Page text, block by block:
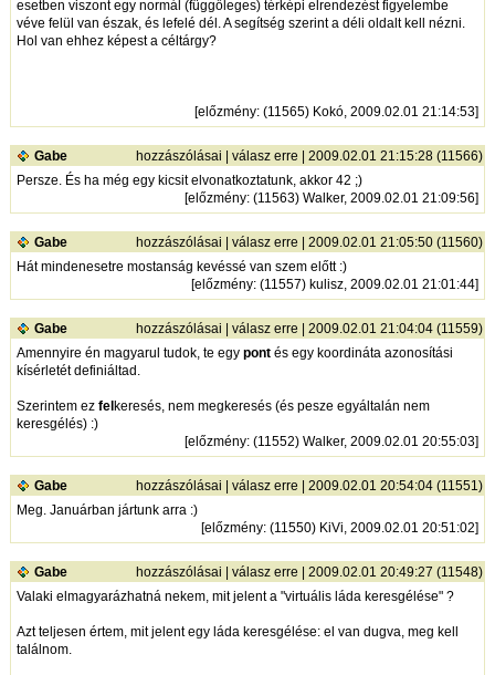
esetben viszont egy normál (függőleges) térképi elrendezést figyelembe
véve felül van észak, és lefelé dél. A segítség szerint a déli oldalt kell nézni.
Hol van ehhez képest a céltárgy?
[előzmény: (11565) Kokó, 2009.02.01 21:14:53]
Gabe hozzászólásai |válasz erre | 2009.02.01 21:15:28 (11566)
Persze. És ha még egy kicsit elvonatkoztatunk, akkor 42 ;)
[előzmény: (11563) Walker, 2009.02.01 21:09:56]
Gabe hozzászólásai |válasz erre | 2009.02.01 21:05:50 (11560)
Hát mindenesetre mostanság kevéssé van szem előtt :)
[előzmény: (11557) kulisz, 2009.02.01 21:01:44]
Gabe hozzászólásai |válasz erre | 2009.02.01 21:04:04 (11559)
Amennyire én magyarul tudok, te egypont és egy koordináta azonosítási
kísérletét definiáltad.
Szerintem ezfelkeresés, nem megkeresés (és pesze egyáltalán nem
keresgélés) :)
[előzmény: (11552) Walker, 2009.02.01 20:55:03]
Gabe hozzászólásai |válasz erre | 2009.02.01 20:54:04 (11551)
Meg. Januárban jártunk arra :)
[előzmény: (11550) KiVi, 2009.02.01 20:51:02]
Gabe hozzászólásai |válasz erre | 2009.02.01 20:49:27 (11548)
Valaki elmagyarázhatná nekem, mit jelent a "virtuális láda keresgélése" ?
Azt teljesen értem, mit jelent egy láda keresgélése: el van dugva, meg kell
találnom.